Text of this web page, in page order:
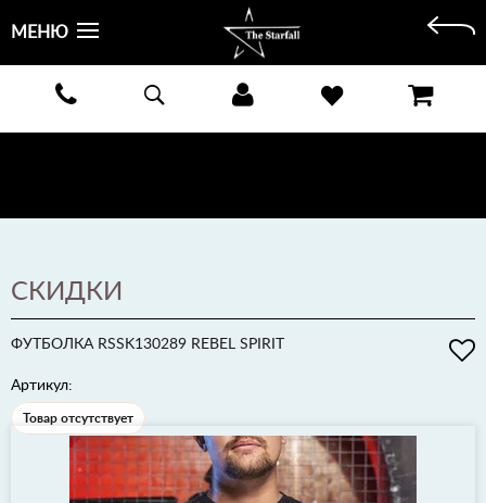
БЕСПЛАТНАЯ ДОСТАВКА КУРЬЕРОМ ИЛИ ПОЧТОЙ ПО ВСЕЙ РОССИИ! ОПЛАТА ПРИ ПОЛУЧЕНИИ
ПОДРОБНЕЕ >
МЕНЮ
СКИДКИ
ФУТБОЛКА RSSK130289 REBEL SPIRIT
Артикул:
Товар отсутствует